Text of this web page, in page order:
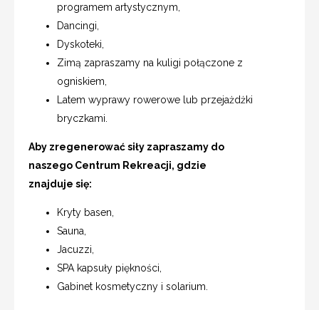
programem artystycznym,
Dancingi,
Dyskoteki,
Zimą zapraszamy na kuligi połączone z
ogniskiem,
Latem wyprawy rowerowe lub przejażdżki
bryczkami.
Aby zregenerować siły zapraszamy do
naszego Centrum Rekreacji, gdzie
znajduje się:
Kryty basen,
Sauna,
Jacuzzi,
SPA kapsuły piękności,
Gabinet kosmetyczny i solarium.